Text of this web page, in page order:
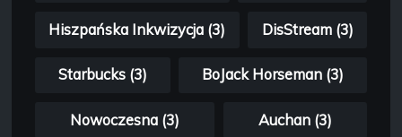
Hiszpańska Inkwizycja (3) DisStream (3)
Starbucks (3) BoJack Horseman (3)
Nowoczesna (3) Auchan (3)